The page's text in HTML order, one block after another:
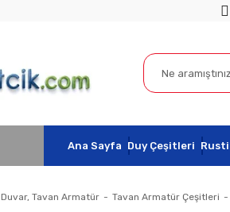
Ana Sayfa Duy Çeşitleri
Duvar, Tavan Armatür Tavan Armatür Çeşitleri